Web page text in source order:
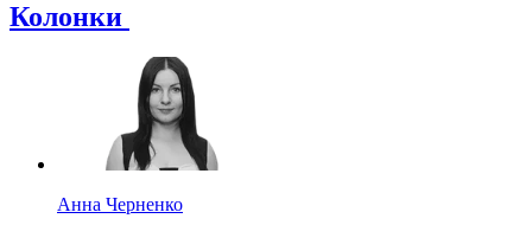
Колонки
Анна Черненко